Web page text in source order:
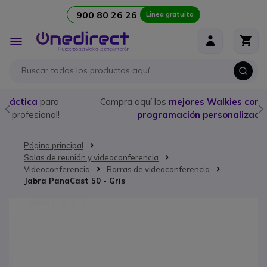
900 80 26 26 Linea gratuita
Toggle
Nav
Compra aquí los mejores Walkies con licenciay
programación personalizada
Página principal
Salas de reunión y videoconferencia
Videoconferencia
Barras de videoconferencia
Jabra PanaCast 50 - Gris